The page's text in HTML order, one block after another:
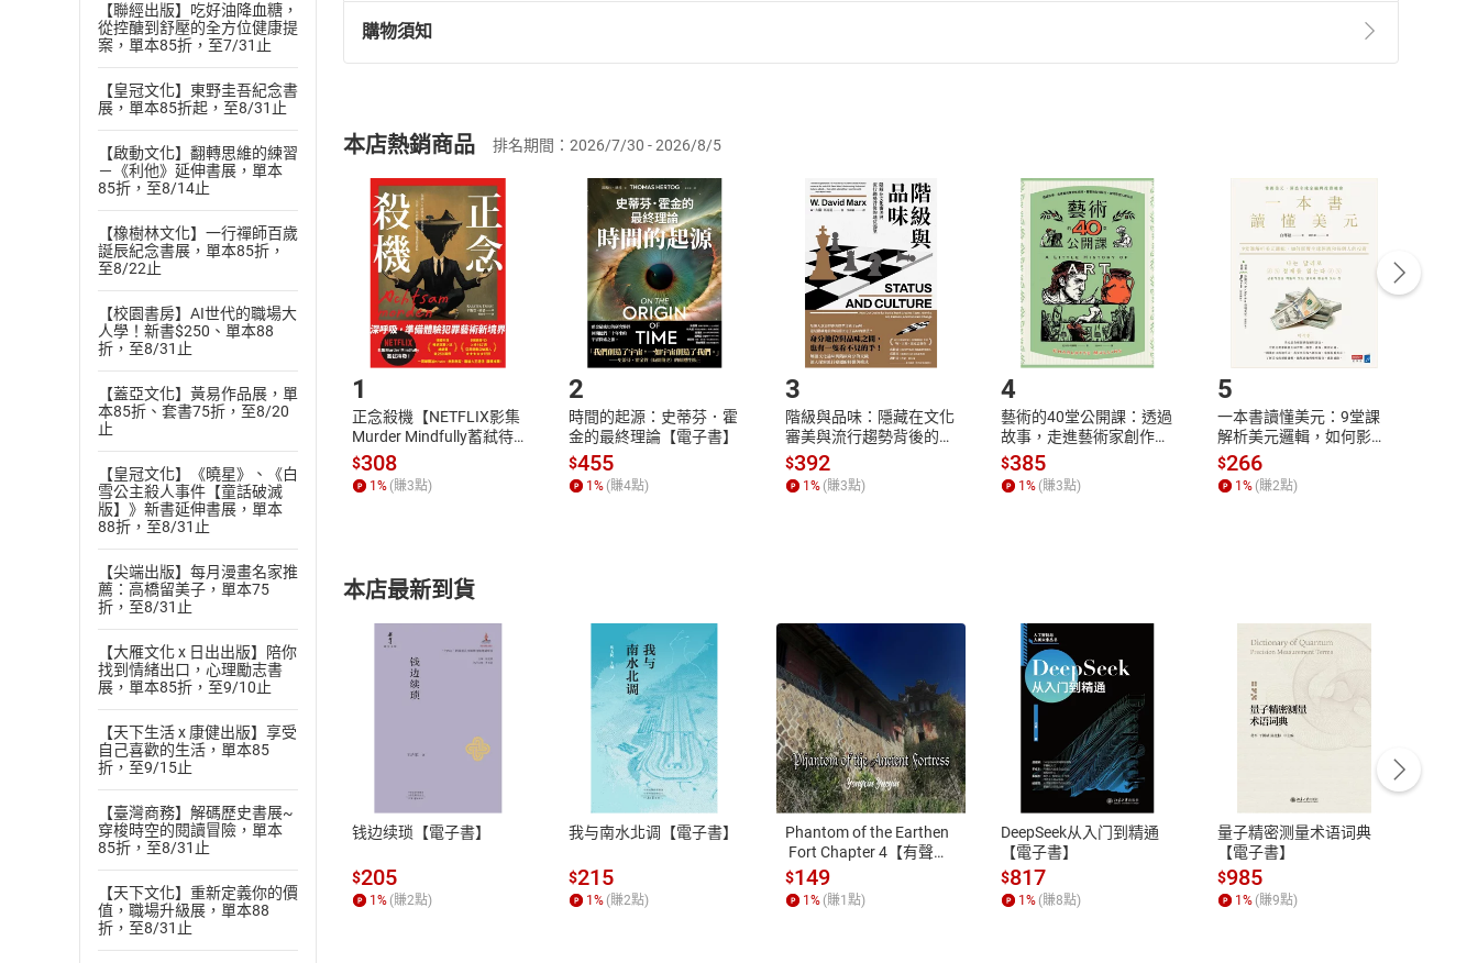
【聯經出版】吃好油降血糖，
從控醣到舒壓的全方位健康提
案，單本85折，至7/31止
【皇冠文化】東野圭吾紀念書
展，單本85折起，至8/31止
【啟動文化】翻轉思維的練習
－《利他》延伸書展，單本
85折，至8/14止
【橡樹林文化】一行禪師百歲
誕辰紀念書展，單本85折，
至8/22止
【校園書房】AI世代的職場大
人學！新書$250、單本88
折，至8/31止
【蓋亞文化】黃易作品展，單
本85折、套書75折，至8/20
止
【皇冠文化】《曉星》、《白
雪公主殺人事件【童話破滅
版】》新書延伸書展，單本
88折，至8/31止
【尖端出版】每月漫畫名家推
薦：高橋留美子，單本75
折，至8/31止
【大雁文化 x 日出出版】陪你
找到情緒出口，心理勵志書
展，單本85折，至9/10止
【天下生活 x 康健出版】享受
自己喜歡的生活，單本85
折，至9/15止
【臺灣商務】解碼歷史書展~
穿梭時空的閱讀冒險，單本
85折，至8/31止
【天下文化】重新定義你的價
值，職場升級展，單本88
折，至8/31止
退換貨規定：
(一)依消費者保護法第19條第1項後段暨通訊交易解除權合理例外情事適用準則第2條第5款之規定，「非以有形媒介提供之數位
(二)消費者訂購本店鋪之商品即代表知悉本店鋪所銷售之商品為電子書，屬非以有形媒介提供之數位內容，消費者同意若訂購後
且已下載/存取電子書，不得請求退貨退款。
退貨方式：您欲取消訂單或辦理退貨時，請登入樂天市場，並於「我的訂單」中點選「瀏覽訂單明細」
「申請取消訂單/ 退
貨」，本店鋪將依您的申請進行審核，待審核通過後將為您辦理退款事宜。
請注意，樂天市場須以整筆訂單為單位進行取消/退貨，恕無法以單支商品取消/退貨。
購物須知
挑選商品
Choose
放入購物車
Shopping cart
登入帳號
Login
付款方式
Payment
完成訂單
Complete
購書後，如何開始使用？
Step1.選擇閱讀載具 Step2.登入帳號，下載書籍後看書
付款方式
ATM轉帳、信用卡、LINE PAY、AFTEE
退換貨規範
本店是否提供消費者保護法七日猶豫期
之權利，遽消費者保護法及通訊交易解
除權合理例外情事適用準則，依商品性
質各有不同規定。詳細退換貨說明請參
照各商品說明。
客服資訊
服務時間：週一到週五 10:00-12:00、
13:00-17:00 (國定假日及例假日休息)
客服電話：0080-1857077
本店熱銷商品 排名期間：2026/7/30 - 2026/8/5
1
正念殺機【NETFLIX影集
Murder Mindfully蓄弒待
發】【電子書】
$308
1% (賺3點)
2
時間的起源：史蒂芬．霍
金的最終理論【電子書】
$455
1% (賺4點)
3
階級與品味：隱藏在文化
審美與流行趨勢背後的地
位渴望【電子書】
$392
1% (賺3點)
4
藝術的40堂公開課：透過
故事，走進藝術家創作現
場，看藝術如何誕生、如
何形塑人類生活【電子
書】
$385
1% (賺3點)
5
一本書讀懂美元：9堂課
解析美元邏輯，如何影響
全球經濟和每個人的投資
【電子書】
$266
1% (賺2點)
本店最新到貨
钱边续琐【電子書】
$205
1 % (賺2點)
我与南水北调【電子書】
$215
1 % (賺2點)
Phantom of the Earthen
Fort Chapter 4【有聲
書】
$149
1 % (賺1 點)
DeepSeek从入门到精通
【電子書】
$817
1% (賺8點)
量子精密测量术语词典
【電子書】
$985
1% (賺9點)